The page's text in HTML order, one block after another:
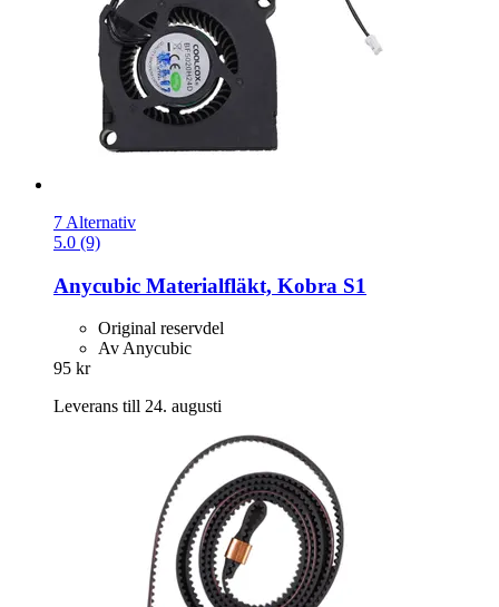
7 Alternativ
5.0 (9)
Anycubic Materialfläkt, Kobra S1
Original reservdel
Av Anycubic
95 kr
Leverans till 24. augusti